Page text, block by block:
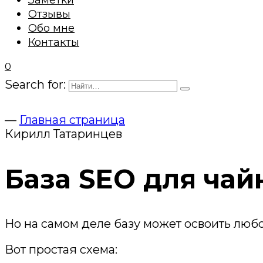
Отзывы
Обо мне
Контакты
0
Search for:
— Главная страница
Кирилл Татаринцев
База SEO для
Но на самом деле базу может освоить
Вот простая схема: